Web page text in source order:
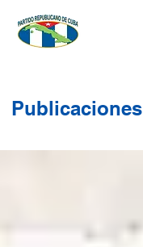
Publicaciones